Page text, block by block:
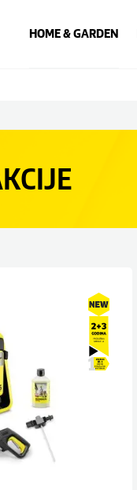
HOME & GARDEN